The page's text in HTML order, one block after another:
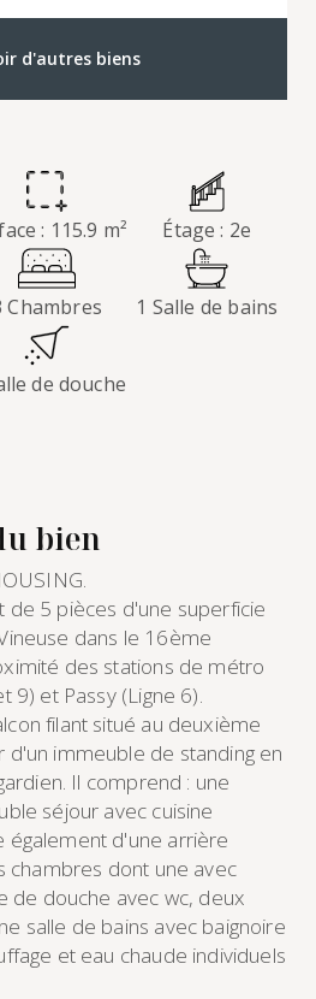
d'autres biens
bien
5 pièces d'une superficie
dans le 16ème
des stations de métro
9) et Passy (Ligne 6).
filant situé au deuxième
d'un immeuble de standing en
Il comprend : une
séjour avec cuisine
également d'une arrière
chambres dont une avec
de douche avec wc, deux
salle de bains avec baignoire
et eau chaude individuels
: 115.9 m² Étage : 2e
Chambres 1 Salle de bains
de douche